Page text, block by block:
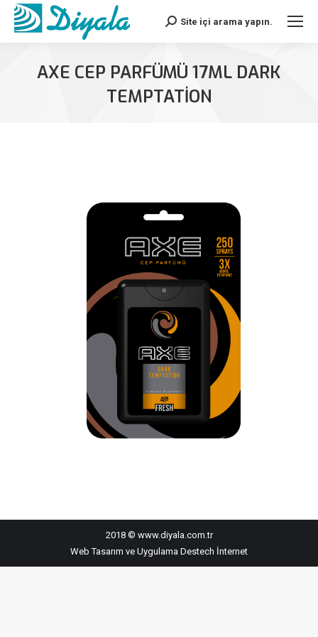
Search:Site içi arama yapın.
AXE CEP PARFÜMÜ 17ML DARK
TEMPTATION
2018 © www.diyala.com.tr
Web Tasarım ve Uygulama Destech İnternet